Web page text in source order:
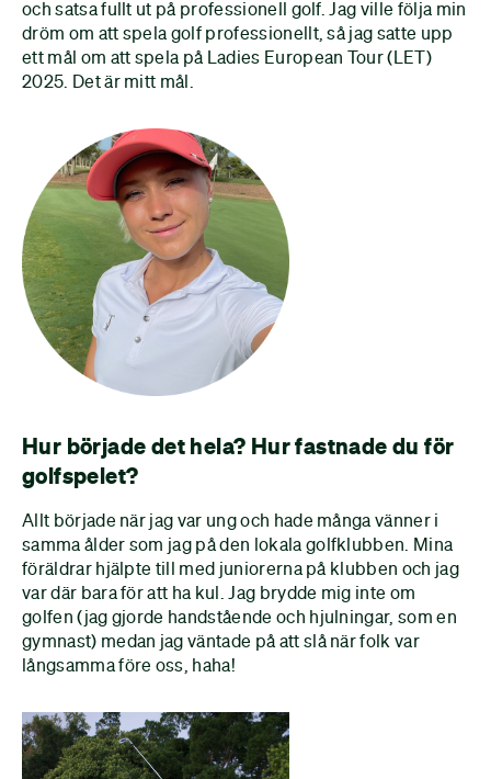
och satsa fullt ut på professionell golf. Jag ville följa min
dröm om att spela golf professionellt, så jag satte upp
ett mål om att spela på Ladies European Tour (LET)
2025. Det är mitt mål.
Hur började det hela? Hur fastnade du för
golfspelet?
Allt började när jag var ung och hade många vänner i
samma ålder som jag på den lokala golfklubben. Mina
föräldrar hjälpte till med juniorerna på klubben och jag
var där bara för att ha kul. Jag brydde mig inte om
golfen (jag gjorde handstående och hjulningar, som en
gymnast) medan jag väntade på att slå när folk var
långsamma före oss, haha!